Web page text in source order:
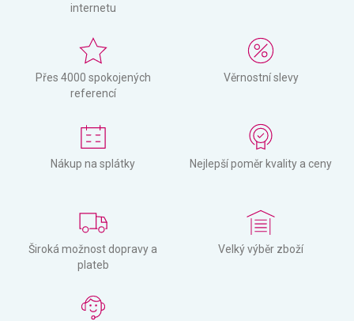
internetu
Přes 4000 spokojených
referencí
Věrnostní slevy
Nákup na splátky Nejlepší poměr kvality a ceny
Široká možnost dopravy a
plateb
Velký výběr zboží